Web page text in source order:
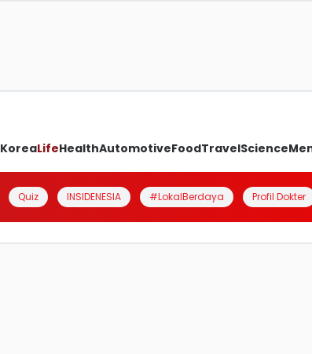
KoreaLifeHealthAutomotiveFoodTravelScience
Quiz INSIDENESIA #LokalBerdaya Profil Dokter